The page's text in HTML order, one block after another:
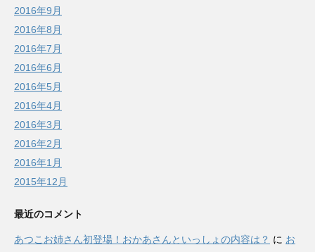
2016年9月
2016年8月
2016年7月
2016年6月
2016年5月
2016年4月
2016年3月
2016年2月
2016年1月
2015年12月
最近のコメント
あつこお姉さん初登場！おかあさんといっしょの内容は？ に お